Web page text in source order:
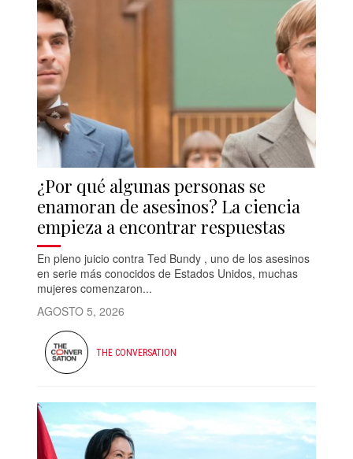
¿Por qué algunas personas se
enamoran de asesinos? La ciencia
empieza a encontrar respuestas
En pleno juicio contra Ted Bundy , uno de los asesinos
en serie más conocidos de Estados Unidos, muchas
mujeres comenzaron...
AGOSTO 5, 2026
THE CONVERSATION